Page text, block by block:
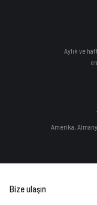
Aylık ve
Amerika,
Bize ulaşın